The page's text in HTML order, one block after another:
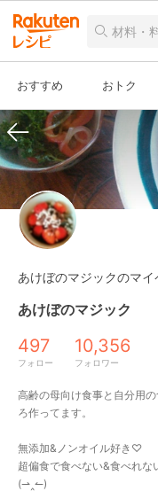
おすすめ おトク
あけぼのマジックのマイ
あけぼのマジック
497
フォロー
10,356
フォロワー
高齢の母向け食事と自分用
ろ作ってます。
無添加&ノンオイル好き♡
超偏食で食べない&食べれ
(⁠⇀⁠‸⁠↼⁠)⁠